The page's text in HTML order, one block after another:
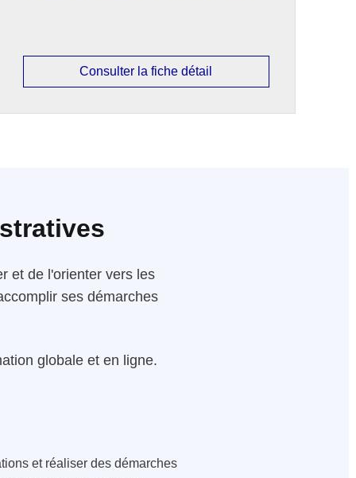
Consulter la fiche détail
et de l'orienter vers les
ses démarches
globale et en ligne.
et réaliser des démarches